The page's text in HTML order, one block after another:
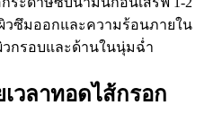
ซึมออกและความร้อนภายใน
กรอบและด้านในนุ่มฉ่ำ
วลาทอดไส้กรอก